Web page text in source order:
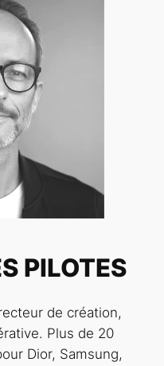
PILOTES
de création,
Plus de 20
Dior, Samsung,